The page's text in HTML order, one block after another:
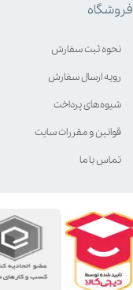
فروشگاه
نحوه ثبت سفارش
رویه ارسال سفارش
شیوه‌های پرداخت
قوانین و مقررات سایت
تماس با ما